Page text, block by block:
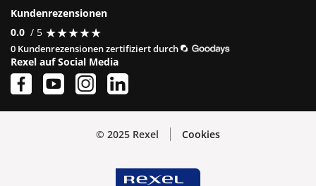
Kundenrezensionen
0.0 / 5 ★★★★★
★★★★★
0 Kundenrezensionen zertifiziert durch
Rexel auf Social Media
© 2025 Rexel Cookies